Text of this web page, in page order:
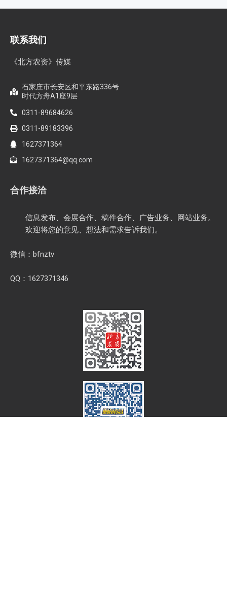
联系我们
《北方农资》传媒
石家庄市长安区和平东路336号
时代方舟A1座9层
0311-89684626
0311-89183396
1627371364
1627371364@qq.com
合作接洽
信息发布、会展合作、稿件合作、广告业务、网站业务。
欢迎将您的意见、想法和需求告诉我们。
微信：bfnztv
QQ：1627371346